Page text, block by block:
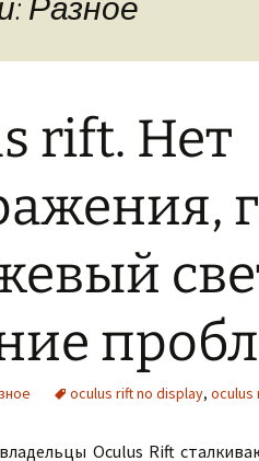
rift. Нет
oculus rift no display, oculus
Oculus Rift